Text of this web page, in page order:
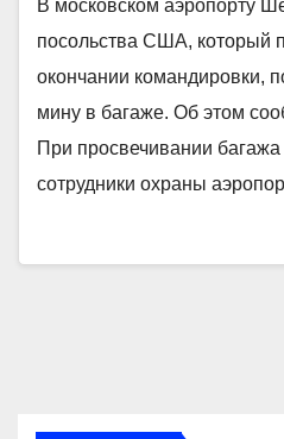
В московском аэропорту
посольства США, который
окончании командировки,
мину в багаже. Об этом
При просвечивании
сотрудники охраны